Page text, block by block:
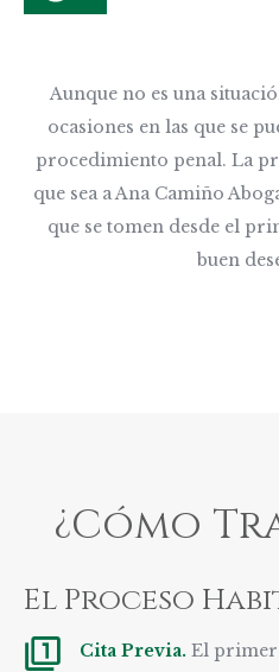
Aunque no es una
ocasiones en las que se
procedimiento penal. La
que sea a Ana Camiño
que se tomen desde el
buen
¿Cómo
El Proceso
Cita Previa. El primer